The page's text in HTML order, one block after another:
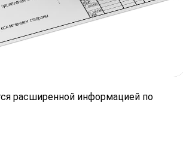
расширенной информацией по